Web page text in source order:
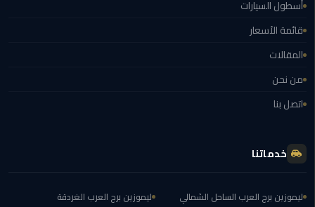
ليموزين
مصر
ليموزين
ليموزين
أسطول السيارات
قائمة الأسعار
المقالات
من نحن
اتصل بنا
خدماتنا
ليموزين برج العرب الساحل الشمالي
ليموزين برج العرب الغردقة